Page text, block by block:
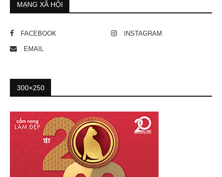
MẠNG XÃ HỘI
FACEBOOK INSTAGRAM
EMAIL
300×250